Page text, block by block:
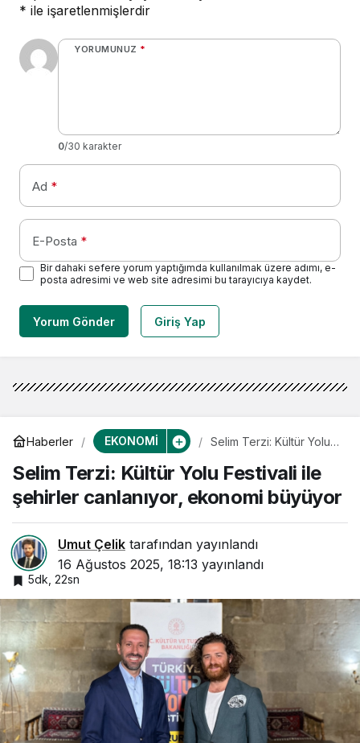
* ile işaretlenmişlerdir
YORUMUNUZ *
0/30 karakter
Ad *
E-Posta *
Bir dahaki sefere yorum yaptığımda kullanılmak üzere adımı, e-
posta adresimi ve web site adresimi bu tarayıcıya kaydet.
Yorum Gönder Giriş Yap
Haberler EKONOMİ
Selim Terzi: Kültür Yolu
canlanıyor, ekonomi
büyüyor
Selim Terzi: Kültür Yolu Festivali ile
şehirler canlanıyor, ekonomi büyüyor
Umut Çelik tarafından yayınlandı
16 Ağustos 2025, 18:13 yayınlandı
5dk, 22sn